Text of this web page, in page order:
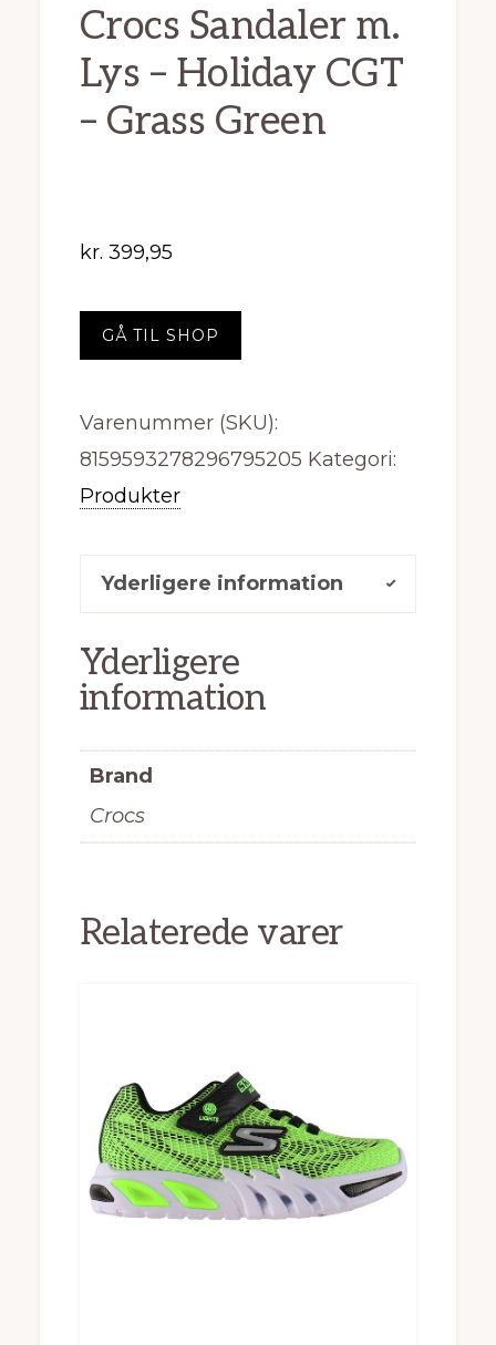
Crocs Sandaler m.
Lys – Holiday CGT
– Grass Green
kr. 399,95
GÅ TIL SHOP
Varenummer (SKU):
8159593278296795205 Kategori:
Produkter
Yderligere information
Yderligere
information
Brand
Crocs
Relaterede varer